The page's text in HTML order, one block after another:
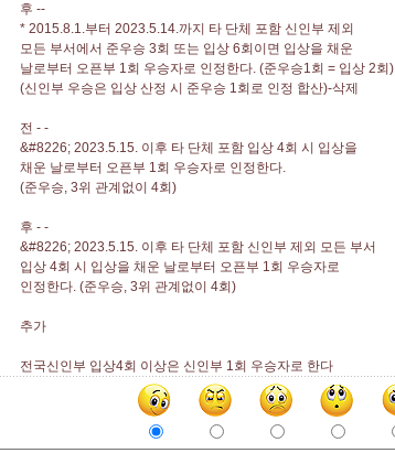
후 --
* 2015.8.1.부터 2023.5.14.까지 타 단체 포함 신인부 제외
모든 부서에서 준우승 3회 또는 입상 6회이면 입상을 채운
날로부터 오픈부 1회 우승자로 인정한다. (준우승1회 = 입상 2회)
(신인부 우승은 입상 산정 시 준우승 1회로 인정 합산)-삭제
전 - -
&#8226; 2023.5.15. 이후 타 단체 포함 입상 4회 시 입상을
채운 날로부터 오픈부 1회 우승자로 인정한다.
(준우승, 3위 관계없이 4회)
후 - -
&#8226; 2023.5.15. 이후 타 단체 포함 신인부 제외 모든 부서
입상 4회 시 입상을 채운 날로부터 오픈부 1회 우승자로
인정한다. (준우승, 3위 관계없이 4회)
추가
전국신인부 입상4회 이상은 신인부 1회 우승자로 한다